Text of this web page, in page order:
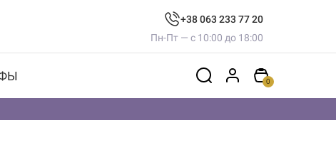
+38 063 233 77 20
Пн-Пт — с 10:00 до 18:00
0